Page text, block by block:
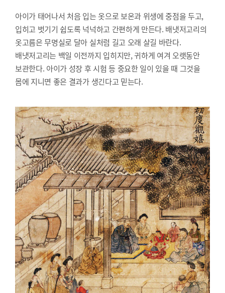
아이가 태어나서 처음 입는 옷으로 보온과 위생에 중점을 두고,
입히고 벗기기 쉽도록 넉넉하고 간편하게 만든다. 배냇저고리의
옷고름은 무명실로 달아 실처럼 길고 오래 살길 바란다.
배냇저고리는 백일 이전까지 입히지만, 귀하게 여겨 오랫동안
보관한다. 아이가 성장 후 시험 등 중요한 일이 있을 때 그것을
몸에 지니면 좋은 결과가 생긴다고 믿는다.